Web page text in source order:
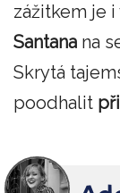
zážitkem je
Santana na
Skrytá
poodhalit